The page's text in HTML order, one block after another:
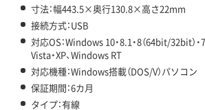
寸法：幅443.5×奥行130.8×高さ22mm
接続方式：USB
対応OS：Windows 10・8.1・8（64bit/32bit）・
Vista・XP、Windows RT
対応機種：Windows搭載（DOS/V）パソコン
保証期間：6カ月
タイプ：有線